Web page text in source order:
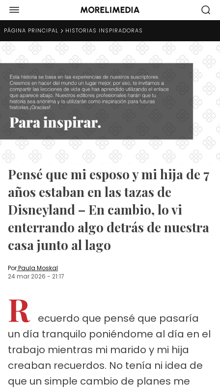
PÁGINA PRINCIPAL HISTORIAS INSPIRADORAS
Pensé que mi esposo y mi hija de 7
años estaban en las tazas de
Disneyland – En cambio, lo vi
enterrando algo detrás de nuestra
casa junto al lago
PorPaula Moskal
24 mar 2026 - 21:17
R
ecuerdo que pensé que pasaría
un día tranquilo poniéndome al día en el
trabajo mientras mi marido y mi hija
creaban recuerdos. No tenía ni idea de
que un simple cambio de planes me